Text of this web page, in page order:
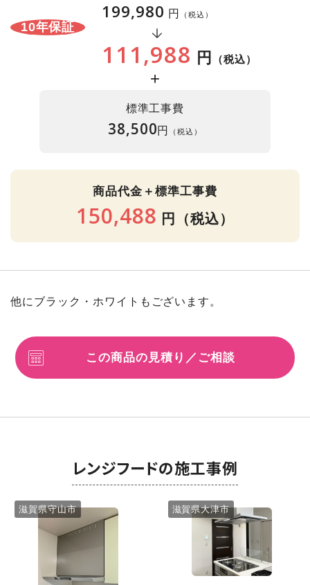
10年保証
199,980 円 （税込）
111,988 円 （税込）
+
標準工事費
38,500円 （税込）
商品代金＋標準工事費
150,488 円 （税込）
他にブラック・ホワイトもございます。
この商品の見積り／ご相談
レンジフードの施工事例
滋賀県守山市 滋賀県大津市